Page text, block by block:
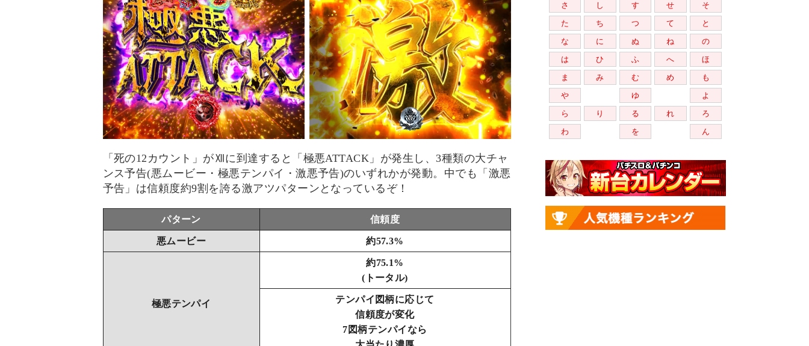
「死の12カウント」がⅫに到達すると「極悪ATTACK」が発生し、3種類の大チャ
ンス予告(悪ムービー・極悪テンパイ・激悪予告)のいずれかが発動。中でも「激悪
予告」は信頼度約9割を誇る激アツパターンとなっているぞ！
パターン 信頼度
悪ムービー 約57.3%
極悪テンパイ
約75.1%
(トータル)
テンパイ図柄に応じて
信頼度が変化
7図柄テンパイなら
さ
し す せ
そ
た
ち つ て
と
な
に ぬ ね
の
は
ひ ふ へ
ほ
ま
み む め
も
や
ゆ
よ
ら
り る れ
ろ
わ
を ん